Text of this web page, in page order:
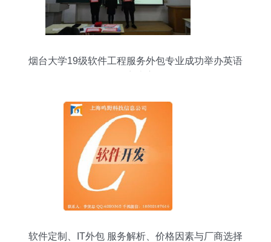
烟台大学19级软件工程服务外包专业成功举办英语
软件定制、IT外包 服务解析、价格因素与厂商选择